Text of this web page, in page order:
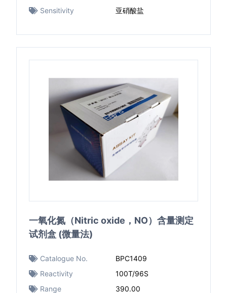
Sensitivity
亚硝酸盐
一氧化氮（Nitric oxide，NO）含量测定
试剂盒 (微量法)
Catalogue No.
BPC1409
Reactivity
100T/96S
Range
390.00